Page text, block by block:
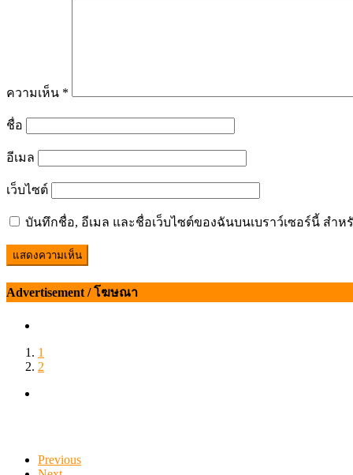
ความเห็น *
ชื่อ
อีเมล
เว็บไซต์
บันทึกชื่อ, อีเมล และชื่อเว็บไซต์ของฉันบนเบราว์เซอร์นี้ สำห
Advertisement / โฆษณา
1
2
Previous